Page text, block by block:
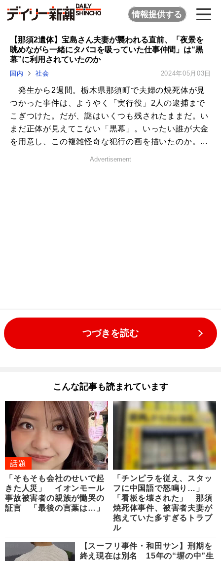
情報提供する
【那須2遺体】宝島さん夫妻が襲われる直前、「夜景を
眺めながら一緒にタバコを吸っていた仕事仲間」は“黒
幕”に利用されていたのか
国内 社会 2024年05月03日
発生から2週間。栃木県那須町で夫婦の焼死体が見
つかった事件は、ようやく「実行役」2人の逮捕まで
こぎつけた。だが、謎はいくつも残されたままだ。い
まだ正体が見えてこない「黒幕」。いったい誰が大金
を用意し、この複雑怪奇な犯行の画を描いたのか。...
Advertisement
つづきを読む
こんな記事も読まれています
話題
「そもそも会社のせいで起
きた人災」 イオンモール
事故被害者の親族が慟哭の
証言 「最後の言葉は…」
「チンピラを従え、スタッ
フに中国語で怒鳴り…」
「看板を壊された」 那須
焼死体事件、被害者夫妻が
抱えていた多すぎるトラブ
ル
【スーフリ事件・和田サン】刑期を
終え現在は別名 15年の“塀の中”生